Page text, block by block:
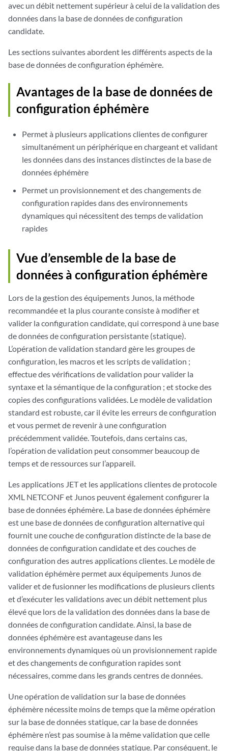
avec un débit nettement supérieur à celui de la validation des
données dans la base de données de configuration
candidate.
Les sections suivantes abordent les différents aspects de la
base de données de configuration éphémère.
Avantages de la base de données de
configuration éphémère
Permet à plusieurs applications clientes de configurer
simultanément un périphérique en chargeant et validant
les données dans des instances distinctes de la base de
données éphémère
Permet un provisionnement et des changements de
configuration rapides dans des environnements
dynamiques qui nécessitent des temps de validation
rapides
Vue d’ensemble de la base de
données à configuration éphémère
Lors de la gestion des équipements Junos, la méthode
recommandée et la plus courante consiste à modifier et
valider la configuration candidate, qui correspond à une base
de données de configuration persistante (statique).
L’opération de validation standard gère les groupes de
configuration, les macros et les scripts de validation ;
effectue des vérifications de validation pour valider la
syntaxe et la sémantique de la configuration ; et stocke des
copies des configurations validées. Le modèle de validation
standard est robuste, car il évite les erreurs de configuration
et vous permet de revenir à une configuration
précédemment validée. Toutefois, dans certains cas,
l’opération de validation peut consommer beaucoup de
temps et de ressources sur l’appareil.
Les applications JET et les applications clientes de protocole
XML NETCONF et Junos peuvent également configurer la
base de données éphémère. La base de données éphémère
est une base de données de configuration alternative qui
fournit une couche de configuration distincte de la base de
données de configuration candidate et des couches de
configuration des autres applications clientes. Le modèle de
validation éphémère permet aux équipements Junos de
valider et de fusionner les modifications de plusieurs clients
et d’exécuter les validations avec un débit nettement plus
élevé que lors de la validation des données dans la base de
données de configuration candidate. Ainsi, la base de
données éphémère est avantageuse dans les
environnements dynamiques où un provisionnement rapide
et des changements de configuration rapides sont
nécessaires, comme dans les grands centres de données.
Une opération de validation sur la base de données
éphémère nécessite moins de temps que la même opération
sur la base de données statique, car la base de données
éphémère n’est pas soumise à la même validation que celle
requise dans la base de données statique. Par conséquent, le